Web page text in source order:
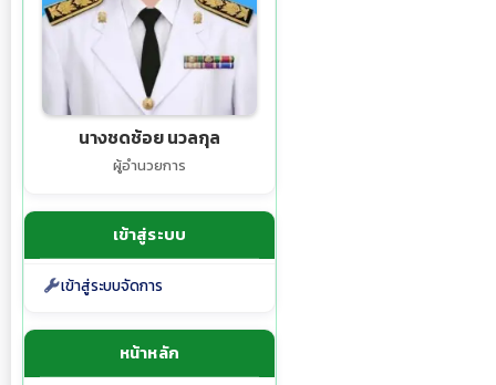
นางชดช้อย นวลกุล
ผู้อำนวยการ
เข้าสู่ระบบ
เข้าสู่ระบบจัดการ
หน้าหลัก